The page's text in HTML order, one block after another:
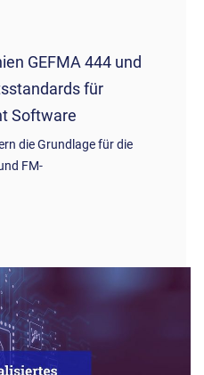
GEFMA 444 und
für
Software
die Grundlage für die
FM-